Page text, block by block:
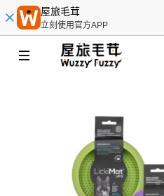
屋旅毛茸
立刻使用官方APP